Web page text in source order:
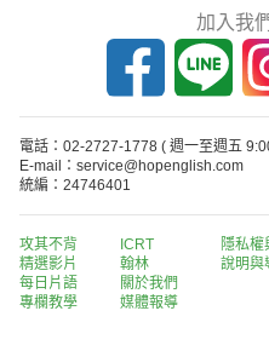
加入我
電話：02-2727-1778 ( 週一至週五
E-mail：service@hopenglish.com
統編：24746401
攻其不背
精選影片
每日片語
專欄教學
ICRT
翰林
關於我們
媒體報導
隱私權
說明與